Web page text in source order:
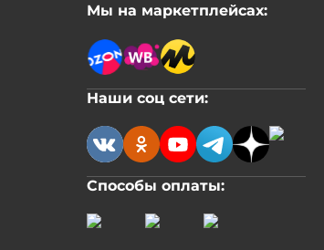
Мы на маркетплейсах:
Наши соц сети:
Способы оплаты: